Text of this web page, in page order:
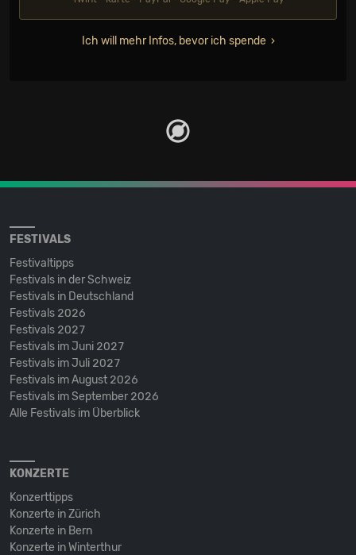
Ich will mehr Infos, bevor ich spende
FESTIVALS
Festivaltipps
Festivals in der Schweiz
Festivals in Deutschland
Festivals 2026
Festivals 2027
Festivals im Juni 2027
Festivals im Juli 2027
Festivals im August 2026
Festivals im September 2026
Alle Festivals im Überblick
KONZERTE
Konzerttipps
Konzerte in Zürich
Konzerte in Bern
Konzerte in Winterthur